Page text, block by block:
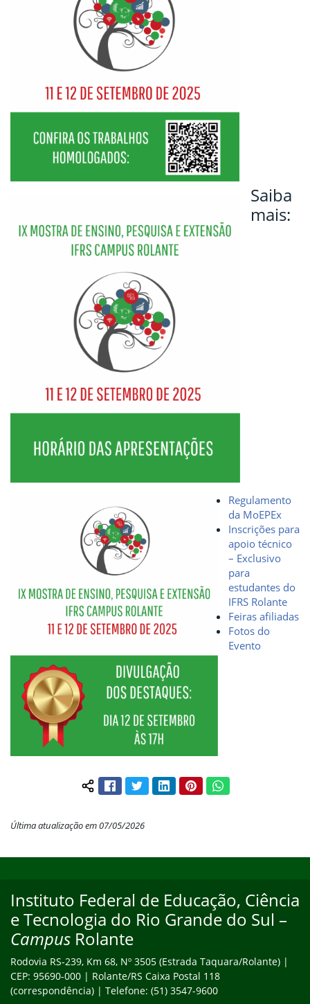
Saiba
mais:
Regulamento
da MoEPEx
Inscrições para
apoio técnico
– Exclusivo
para
estudantes do
IFRS Rolante
Feiras afiliadas
Fotos do
Evento
Compartilhar conteúdo:
FacebookTwitterLinkedInPinterestWhatsApp
Última atualização em 07/05/2026
Endereço
Instituto Federal de Educação, Ciência
e Tecnologia do Rio Grande do Sul –
Campus Rolante
Rodovia RS-239, Km 68, Nº 3505 (Estrada Taquara/Rolante) |
CEP: 95690-000 | Rolante/RS Caixa Postal 118
(correspondência) | Telefone: (51) 3547-9600